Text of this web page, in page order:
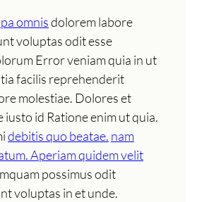
omnisdolorem labore
voluptas odit esse
Error veniam quia in ut
facilis reprehenderit
molestiae. Dolores et
id Ratione enim ut quia.
debitis quo beatae. nam
Aperiam quidem velit
possimus odit
voluptas in et unde.